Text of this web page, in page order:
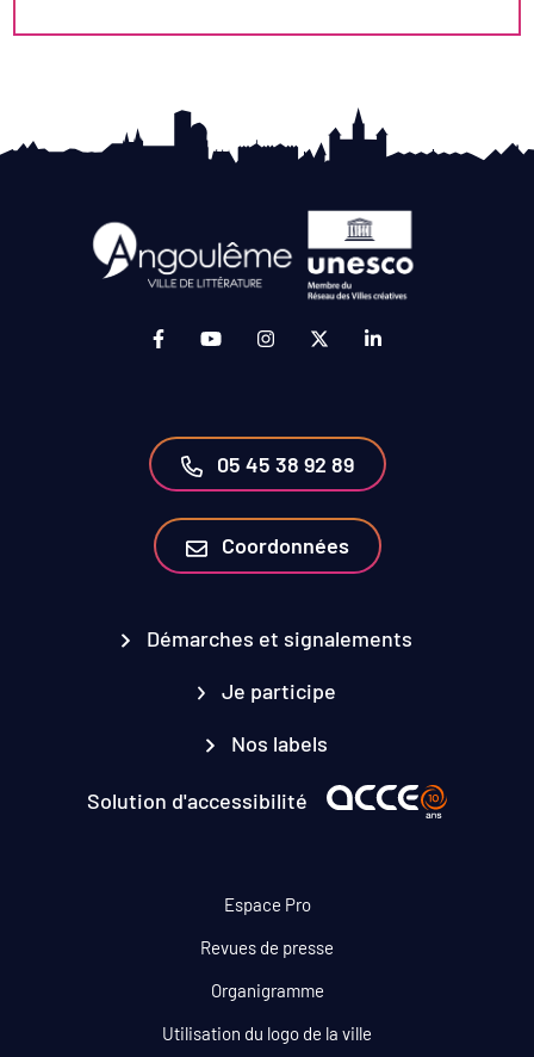
Lien vers le compte Facebook (ouverture
Lien vers la chaîne Youtube
Lien vers le compte
Lien vers le compte
Lien vers le
05 45 38 92 89
Coordonnées
Démarches et signalements
Je participe
Nos labels
Solution d'accessibilité
Espace Pro
Revues de presse
Organigramme
Utilisation du logo de la ville